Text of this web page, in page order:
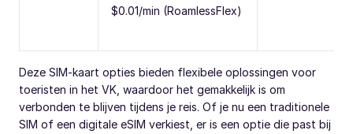
$0.01/min (RoamlessFlex)
Deze SIM-kaart opties bieden flexibele oplossingen voor
toeristen in het VK, waardoor het gemakkelijk is om
verbonden te blijven tijdens je reis. Of je nu een traditionele
SIM of een digitale eSIM verkiest, er is een optie die past bij